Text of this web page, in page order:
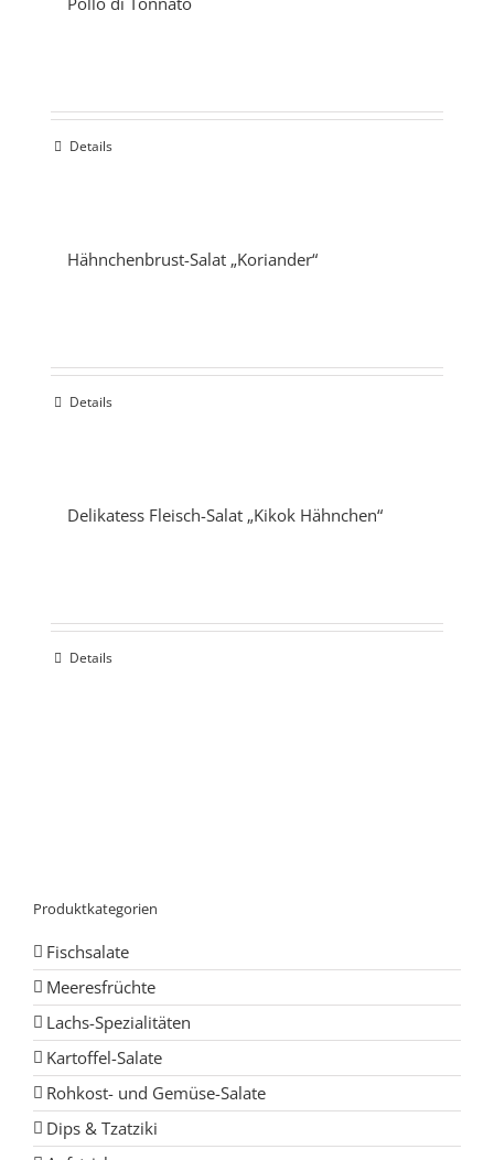
Details
Hähnchenbrust-Salat „Koriander“
Details
Delikatess Fleisch-Salat „Kikok Hähnchen“
Details
Produktkategorien
Fischsalate
Meeresfrüchte
Lachs-Spezialitäten
Kartoffel-Salate
Rohkost- und Gemüse-Salate
Dips & Tzatziki